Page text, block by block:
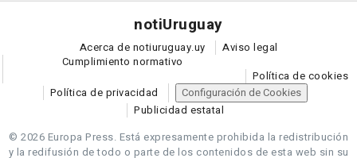
notiUruguay
Acerca de notiuruguay.uy
Aviso legal
Cumplimiento normativo
Política de cookies
Política de privacidad
Configuración de Cookies
Publicidad estatal
© 2026 Europa Press. Está expresamente prohibida la redistribución
y la redifusión de todo o parte de los contenidos de esta web sin su